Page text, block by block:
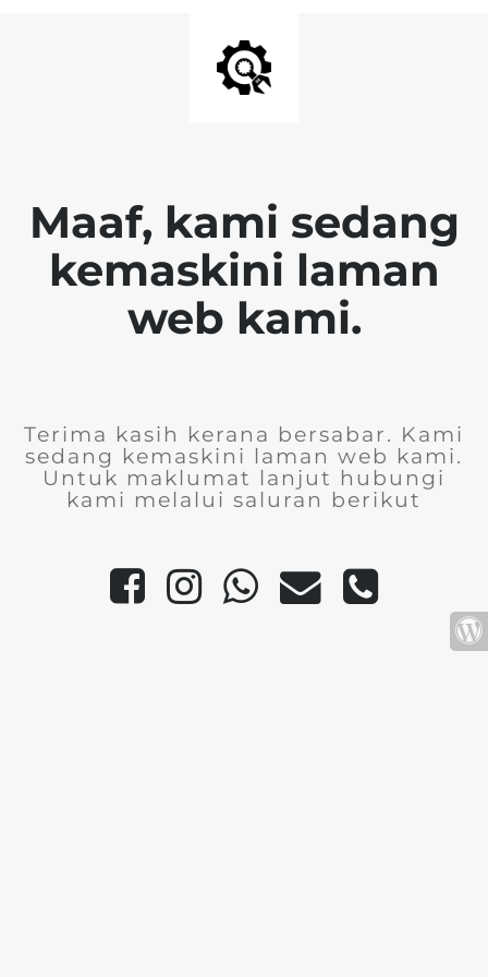
Maaf, kami sedang
kemaskini laman
web kami.
Terima kasih kerana bersabar. Kami
sedang kemaskini laman web kami.
Untuk maklumat lanjut hubungi
kami melalui saluran berikut